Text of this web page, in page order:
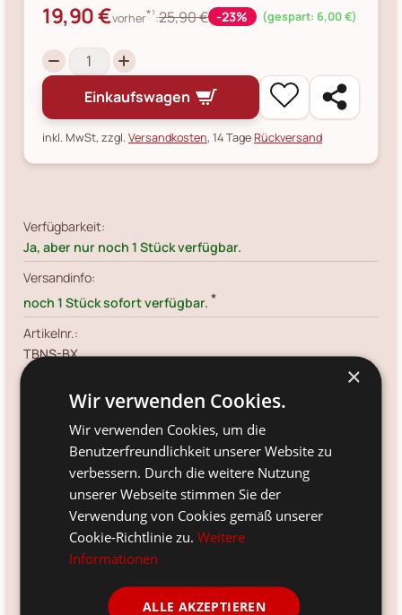
19,90 €vorher*¹:25,90 € -23% (gespart: 6,00 €)
Einkaufswagen
inkl. MwSt, zzgl.Versandkosten, 14 TageRückversand
Verfügbarkeit:
Ja, aber nur noch 1 Stück verfügbar.
Versandinfo:
noch 1 Stück sofort verfügbar. *
Artikelnr.:
TBNS-BX
Ø 30-35 cm
Teaholz
Voraussichtliche Lieferung:
-14. Aug 2026*
Frage zum Produkt? Kundenservice kontaktieren
×
Wir verwenden Cookies.
Wir verwenden Cookies, um die
Benutzerfreundlichkeit unserer Website zu
verbessern. Durch die weitere Nutzung
unserer Webseite stimmen Sie der
Verwendung von Cookies gemäß unserer
Cookie-Richtlinie zu.Weitere
Informationen
ALLE AKZEPTIEREN